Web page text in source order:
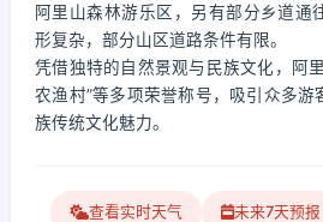
阿里山森林游乐区，另有部分乡道通
形复杂，部分山区道路条件有限。
凭借独特的自然景观与民族文化，阿
农渔村”等多项荣誉称号，吸引众多游
族传统文化魅力。
查看实时天气 未来7天预报